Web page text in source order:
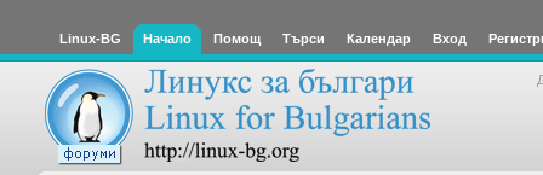
Linux-BG Начало Помощ Търси Календар Вход